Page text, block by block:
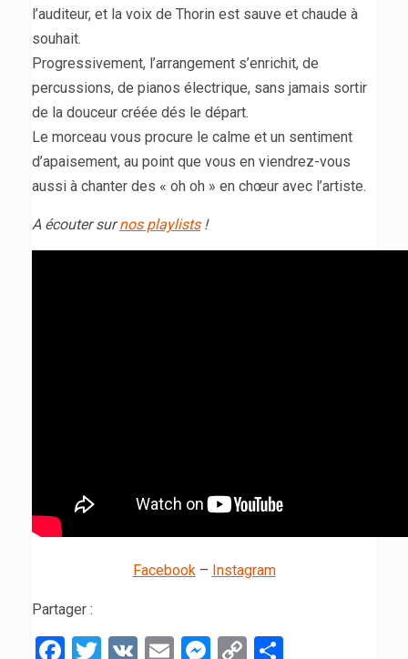
l’auditeur, et la voix de Thorin est sauve et chaude à
souhait.
Progressivement, l’arrangement s’enrichit, de
percussions, de pianos électrique, sans jamais sortir
de la douceur créée dés le départ.
Le morceau vous procure le calme et un sentiment
d’apaisement, au point que vous en viendrez-vous
aussi à chanter des « oh oh » en chœur avec l’artiste.
A écouter surnos playlists!
Facebook – Instagram
Partager :
Facebook
Twitter
VK EmailMessenger
Copy